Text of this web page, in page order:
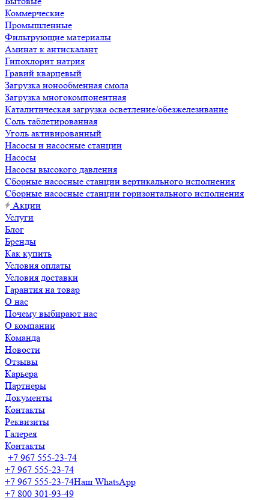
Коммерческие
Промышленные
Фильтрующие материалы
Аминат к антискалант
Гипохлорит натрия
Гравий кварцевый
Загрузка ионообменная смола
Загрузка многокомпонентная
Каталитическая загрузка осветление/обезжелезивание
Соль таблетированная
Уголь активированный
Насосы и насосные станции
Насосы
Насосы высокого давления
Сборные насосные станции вертикального исполнения
Сборные насосные станции горизонтального исполнения
Акции
Услуги
Блог
Бренды
Как купить
Условия оплаты
Условия доставки
Гарантия на товар
О нас
Почему выбирают нас
О компании
Команда
Новости
Отзывы
Карьера
Партнеры
Документы
Контакты
Реквизиты
Галерея
Контакты
+7 967 555-23-74
+7 967 555-23-74
+7 967 555-23-74Наш WhatsApp
+7 800 301-93-49